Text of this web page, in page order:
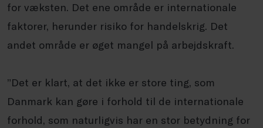
for væksten. Det ene område er internationale
faktorer, herunder risiko for handelskrig. Det
andet område er øget mangel på arbejdskraft.
”Det er klart, at det ikke er store ting, som
Danmark kan gøre i forhold til de internationale
forhold, som naturligvis har en stor betydning for